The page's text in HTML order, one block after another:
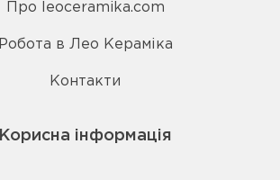
Про leoceramika.com
Робота в Лео Кераміка
Контакти
Корисна інформація